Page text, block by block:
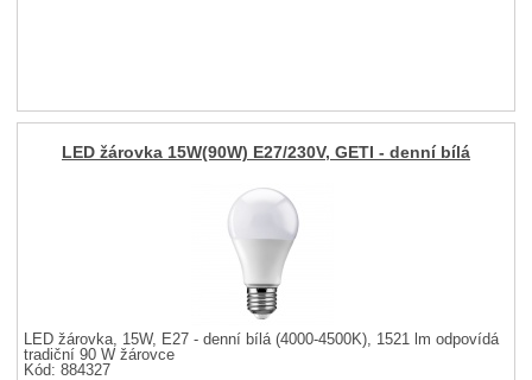
LED žárovka 15W(90W) E27/230V, GETI - denní bílá
LED žárovka, 15W, E27 - denní bílá (4000-4500K), 1521 lm odpovídá
tradiční 90 W žárovce
Kód: 884327